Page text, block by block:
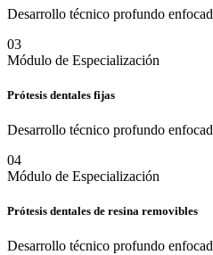
Desarrollo técnico profundo
03
Módulo de Especialización
Prótesis dentales fijas
Desarrollo técnico profundo
04
Módulo de Especialización
Prótesis dentales de resina removibles
Desarrollo técnico profundo